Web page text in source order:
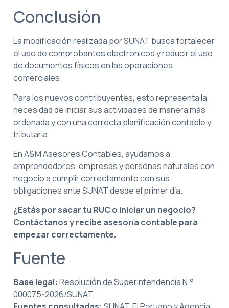
Conclusión
La modificación realizada por SUNAT busca fortalecer
el uso de comprobantes electrónicos y reducir el uso
de documentos físicos en las operaciones
comerciales.
Para los nuevos contribuyentes, esto representa la
necesidad de iniciar sus actividades de manera más
ordenada y con una correcta planificación contable y
tributaria.
En A&M Asesores Contables, ayudamos a
emprendedores, empresas y personas naturales con
negocio a cumplir correctamente con sus
obligaciones ante SUNAT desde el primer día.
¿Estás por sacar tu RUC o iniciar un negocio?
Contáctanos y recibe asesoría contable para
empezar correctamente.
Fuente
Base legal: Resolución de Superintendencia N.°
000075-2026/SUNAT.